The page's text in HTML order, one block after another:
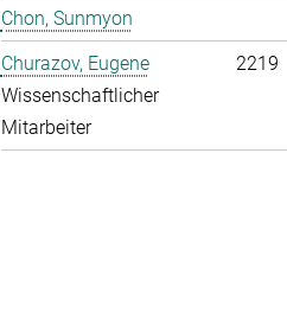
Chon, Sunmyon
Churazov, Eugene
Wissenschaftlicher
Mitarbeiter
2219